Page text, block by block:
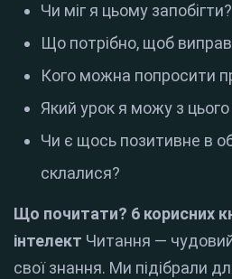
Чи міг я цьому запобігти?
Що потрібно, щоб
Кого можна попросити
Який урок я можу з
Чи є щось позитивне в
склалися?
Що почитати? 6 корисних
інтелект Читання —
свої знання. Ми підібрали